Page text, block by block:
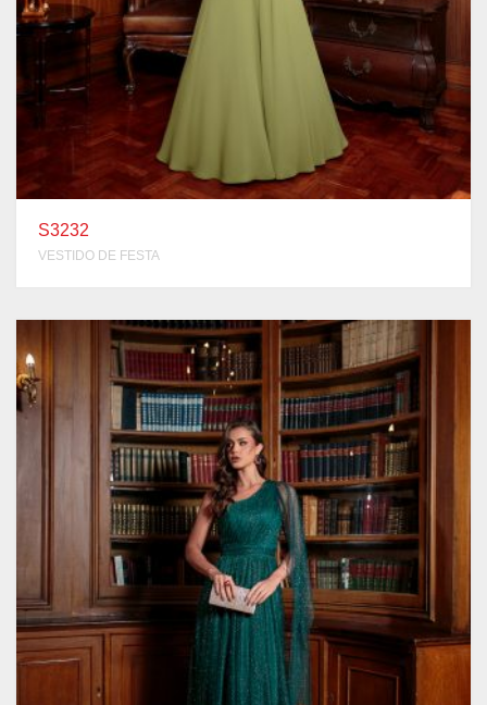
S3232
VESTIDO DE FESTA